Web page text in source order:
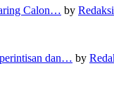
Calon… by Redaksi
dan… by